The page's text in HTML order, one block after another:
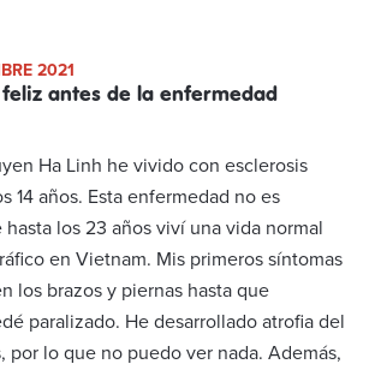
2021
antes de la enfermedad
Ha Linh he vivido con esclerosis
14 años. Esta enfermedad no es
los 23 años viví una vida normal
en Vietnam. Mis primeros síntomas
los brazos y piernas hasta que
paralizado. He desarrollado atrofia del
por lo que no puedo ver nada. Además,